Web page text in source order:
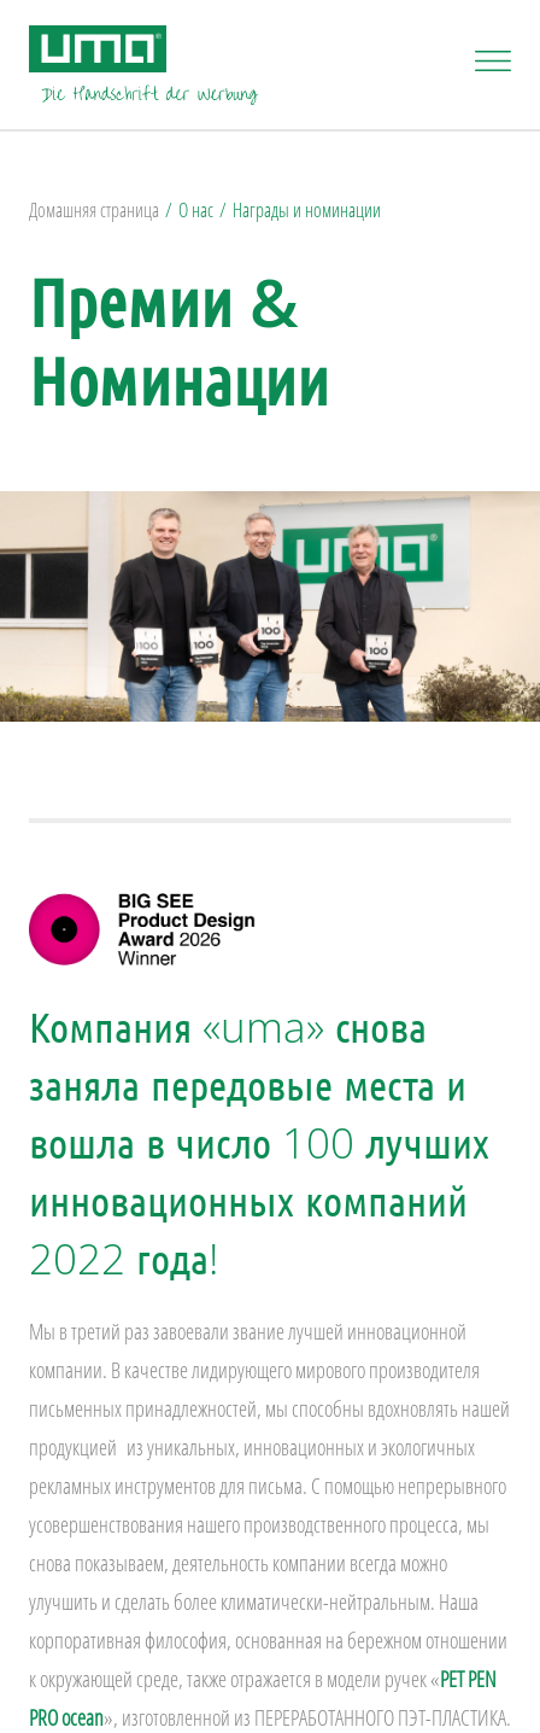
Домашняя страница О нас Награды и номинации
Премии &
Номинации
Компания «uma» снова
заняла передовые места и
вошла в число 100 лучших
инновационных компаний
2022 года!
Мы в третий раз завоевали звание лучшей инновационной
компании. В качестве лидирующего мирового производителя
письменных принадлежностей, мы способны вдохновлять нашей
продукцией из уникальных, инновационных и экологичных
рекламных инструментов для письма. С помощью непрерывного
усовершенствования нашего производственного процесса, мы
снова показываем, деятельность компании всегда можно
улучшить и сделать более климатически-нейтральным. Наша
корпоративная философия, основанная на бережном отношении
к окружающей среде, также отражается в модели ручек «PET PEN
PRO ocean», изготовленной из ПЕРЕРАБОТАННОГО ПЭТ-ПЛАСТИКА.